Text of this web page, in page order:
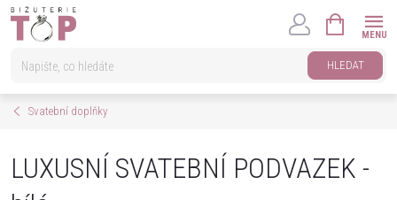
Přejít
HLEDAT
KOŠÍK
Svatební doplňky
LUXUSNÍ SVATEBNÍ PODVAZEK -